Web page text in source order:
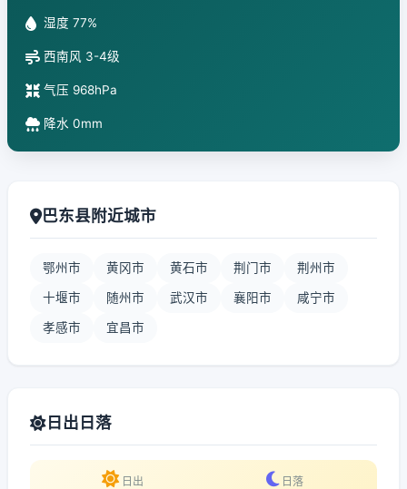
湿度 77%
西南风 3-4级
气压 968hPa
降水 0mm
巴东县附近城市
鄂州市 黄冈市 黄石市 荆门市 荆州市
十堰市 随州市 武汉市 襄阳市 咸宁市
孝感市 宜昌市
日出日落
日出 日落